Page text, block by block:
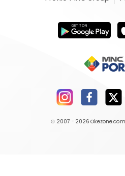
© 2007 - 2026 Okezone.com